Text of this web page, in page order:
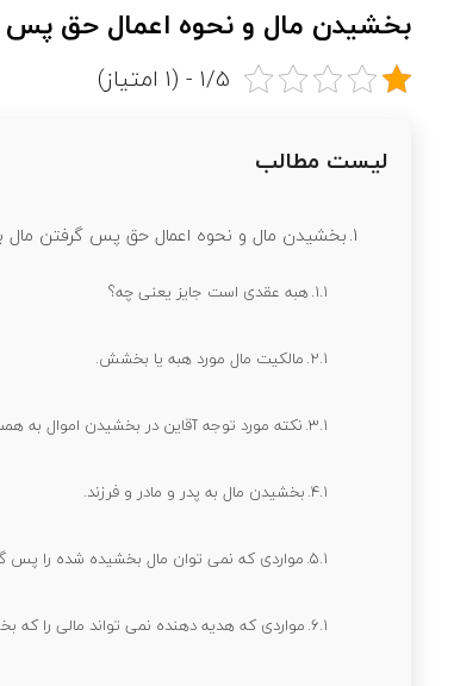
ج
ع
ف
ر
ز
ا
د
ه
ک
ی
بخشیدن مال و نحوه اعمال حق
1/5 - (1 امتیاز)
لیست مطالب
بخشیدن مال و نحوه اعمال حق پس گرفتن
هبه عقدی است جایز یعنی چه؟
مالکیت مال مورد هبه یا بخشش.
نکته مورد توجه آقاین در بخشیدن اموال به
بخشیدن مال به پدر و مادر و فرزند.
مواردی که نمی توان مال بخشیده شده را پس
مواردی که هدیه دهنده نمی تواند مالی را